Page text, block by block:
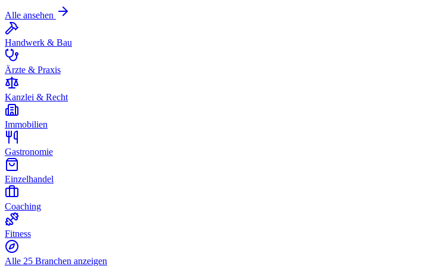
Alle ansehen
Handwerk & Bau
Ärzte & Praxis
Kanzlei & Recht
Immobilien
Gastronomie
Einzelhandel
Coaching
Fitness
Alle 25 Branchen anzeigen